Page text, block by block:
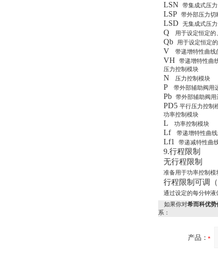
LSN
带集成式压
LSP 带外部压力切
LSD 无集成式压
Q 用于设定恒定
Qb 用于设定恒定
V 带递增特性曲线
VH
带递增特性曲
压力控制模块
N 压力控制模块
P 带外部辅助阀用
Pb 带外部辅助阀
PD5 平行压力控制
功率控制模块
L 功率控制模块
Lf 带递增特性曲
Lf1 带递减特性曲
9.行程限制
无行程限制
准备用于功率控制模
行程限制可调
通过设定的每分钟
如果你对希而科优势
系：
产品：